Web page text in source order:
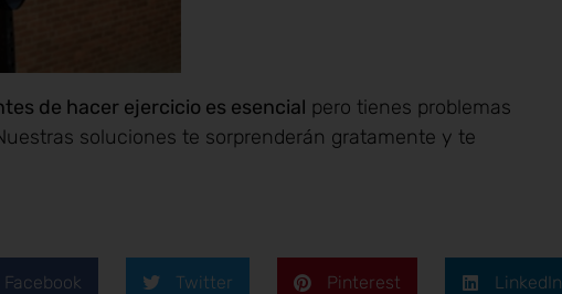
de hacer ejercicio es esencial pero tienes problemas
soluciones te sorprenderán gratamente y te
Facebook Twitter Pinterest LinkedIn